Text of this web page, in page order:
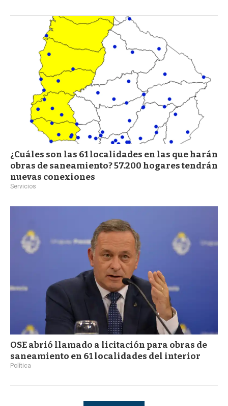
¿Cuáles son las 61 localidades en las que harán
obras de saneamiento? 57.200 hogares tendrán
nuevas conexiones
Servicios
OSE abrió llamado a licitación para obras de
saneamiento en 61 localidades del interior
Política